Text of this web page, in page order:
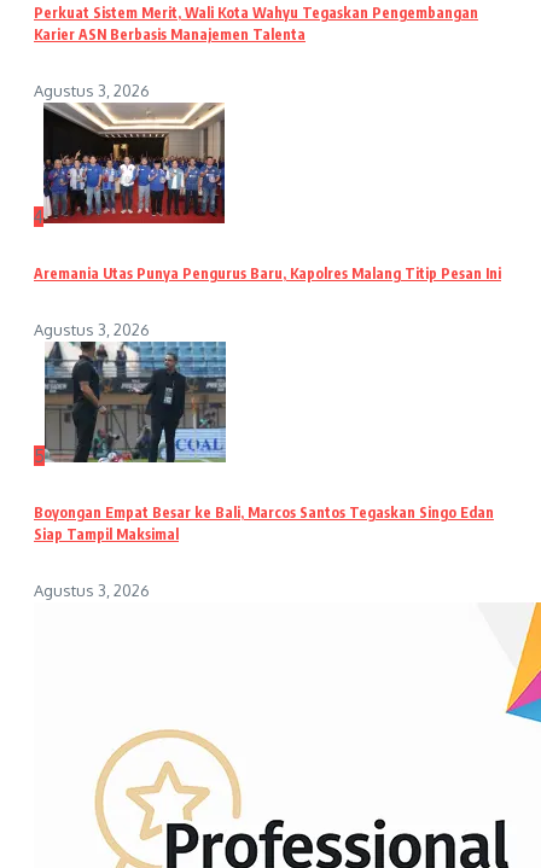
Perkuat Sistem Merit, Wali Kota Wahyu Tegaskan Pengembangan
Karier ASN Berbasis Manajemen Talenta
Agustus 3, 2026
4
Aremania Utas Punya Pengurus Baru, Kapolres Malang Titip Pesan Ini
Agustus 3, 2026
5
Boyongan Empat Besar ke Bali, Marcos Santos Tegaskan Singo Edan
Siap Tampil Maksimal
Agustus 3, 2026